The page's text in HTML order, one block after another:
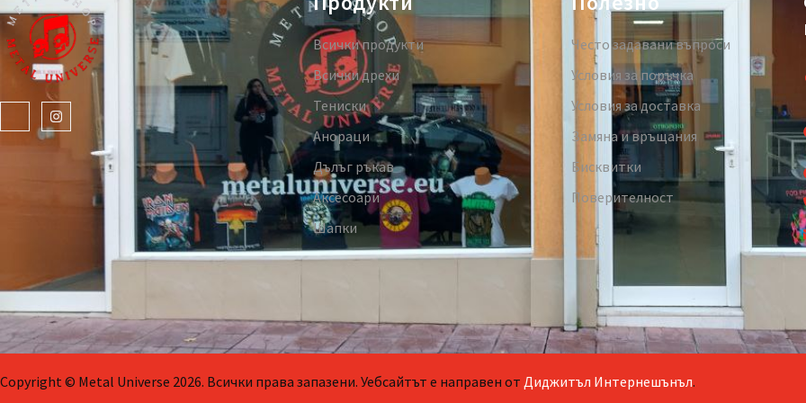
Всички продукти
Всички дрехи
Тениски
Анораци
Дълъг ръкав
Аксесоари
Шапки
Често задавани въпроси
Условия за поръчка
Условия за доставка
Замяна и връщания
Бисквитки
Поверителност
Copyright © Metal Universe 2026. Всички права запазени. Уебсайтът е направен от Диджитъл Интернешънъл.